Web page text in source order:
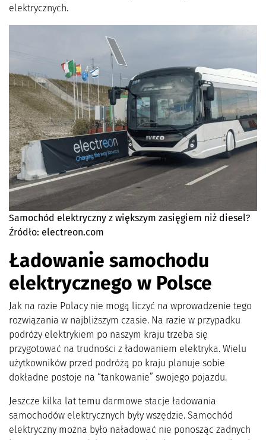
elektrycznych.
Samochód elektryczny z większym zasięgiem niż diesel?
Źródło: electreon.com
Ładowanie samochodu
elektrycznego w Polsce
Jak na razie Polacy nie mogą liczyć na wprowadzenie tego
rozwiązania w najbliższym czasie. Na razie w przypadku
podróży elektrykiem po naszym kraju trzeba się
przygotować na trudności z ładowaniem elektryka. Wielu
użytkowników przed podróżą po kraju planuje sobie
dokładne postoje na “tankowanie” swojego pojazdu.
Jeszcze kilka lat temu darmowe stacje ładowania
samochodów elektrycznych były wszędzie. Samochód
elektryczny można było naładować nie ponosząc żadnych